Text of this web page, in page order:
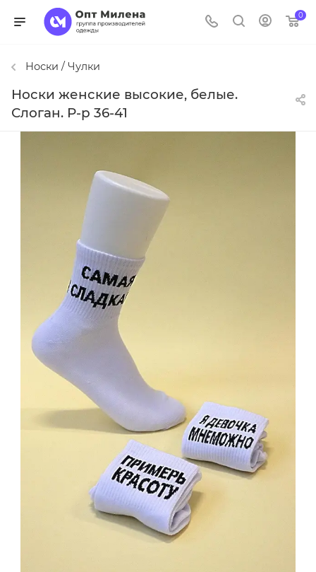
0
Носки / Чулки
Носки женские высокие, белые.
Слоган. Р-р 36-41